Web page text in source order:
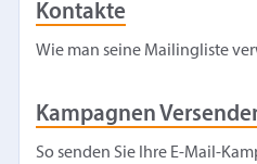
Kontakte
Wie man seine Mailingliste
Kampagnen
So senden Sie Ihre E-Mail-